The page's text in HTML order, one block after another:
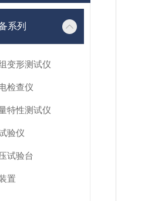
系列
变形测试仪
检查仪
特性测试仪
验仪
试验台
置